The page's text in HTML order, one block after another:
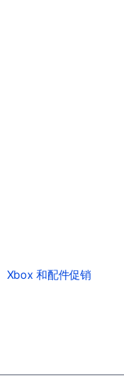
Xbox 和配件促销